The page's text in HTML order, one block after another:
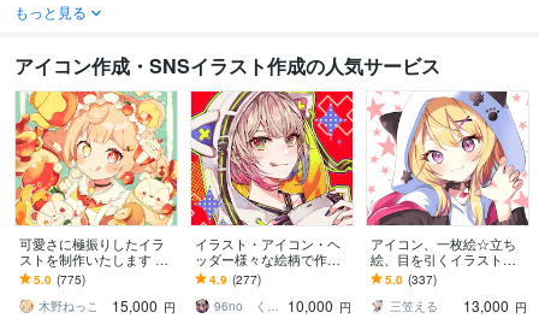
もっと見る
アイコン作成・SNSイラスト作成の人気サービス
可愛さに極振りしたイラ
ストを制作いたします ★
商用利用＆二次利用込
み！ミニキャラは小物２
点まで無料！★
5.0 (775)
木野ねっこ
15,000 円
イラスト・アイコン・ヘ
ッダー様々な絵柄で作成
します 商用可！似顔絵・
ブログ・インスタ・動画
配信サムネ等用途様々！
4.9 (277)
96no くろの
10,000 円
アイコン、一枚絵☆立ち
絵、目を引くイラスト描
きます イリアム、サム
ネ、live2D、YouTube、歌
ってみたも
5.0 (337)
三笠える
13,000 円